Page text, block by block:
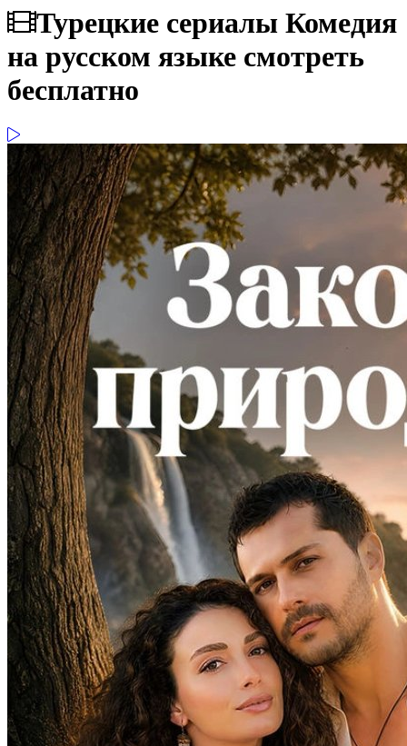
Турецкие сериалы Комедия
на русском языке смотреть
бесплатно